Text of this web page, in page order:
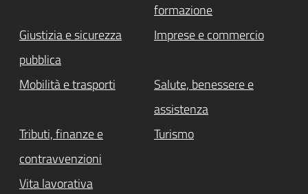
formazione
Giustizia e sicurezza
pubblica
Imprese e commercio
Mobilità e trasporti
Salute, benessere e
assistenza
Tributi, finanze e
contravvenzioni
Turismo
Vita lavorativa